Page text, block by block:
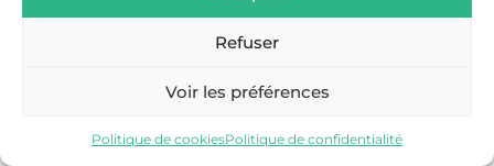
Refuser
Voir les préférences
Politique de cookiesPolitique de confidentialité